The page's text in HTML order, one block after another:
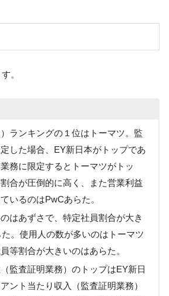
。
ランキングの１位はトーマツ。監
した場合、EY新日本がトップであ
務に限定するとトーマツがトッ
合が圧倒的に高く、また営業利益
いるのはPwCあらた。
はあずさで、特定社員割合が大き
。使用人の数が多いのはトーマツ
等割合が大きいのはあらた。
監査証明業務）のトップはEY新日
ント当たり収入（監査証明業務）